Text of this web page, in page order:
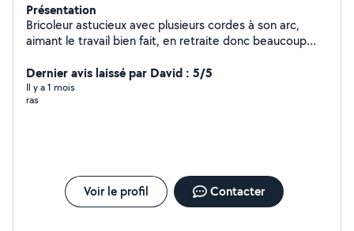
Présentation
Bricoleur astucieux avec plusieurs cordes à son arc,
aimant le travail bien fait, en retraite donc beaucoup
domaines.Je suis également adhérent à l'association La
boîte à Utile à bruguieres spécialisé dans le dépannage
du petit et gros électroménager à Bruguieres 31150.
Dernier avis laissé par David : 5/5
Il y a 1 mois
ras
Voir le profil Contacter